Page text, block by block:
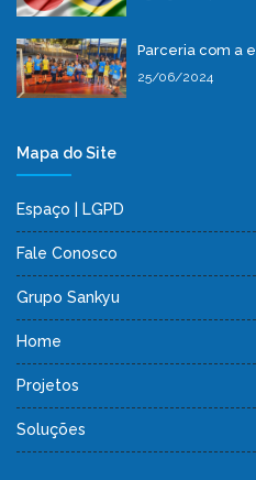
Parceria com a
25/06/2024
Mapa do Site
Espaço | LGPD
Fale Conosco
Grupo Sankyu
Home
Projetos
Soluções